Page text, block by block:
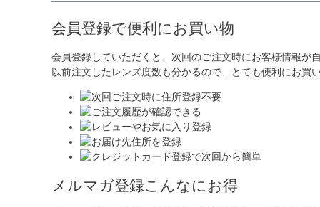
会員登録で便利にお買い物
会員登録していただくと、次回のご注文時にお客様情報が自
以前注文したレンズ度数も分かるので、とても便利にお買
メルマガ登録こんなにお得